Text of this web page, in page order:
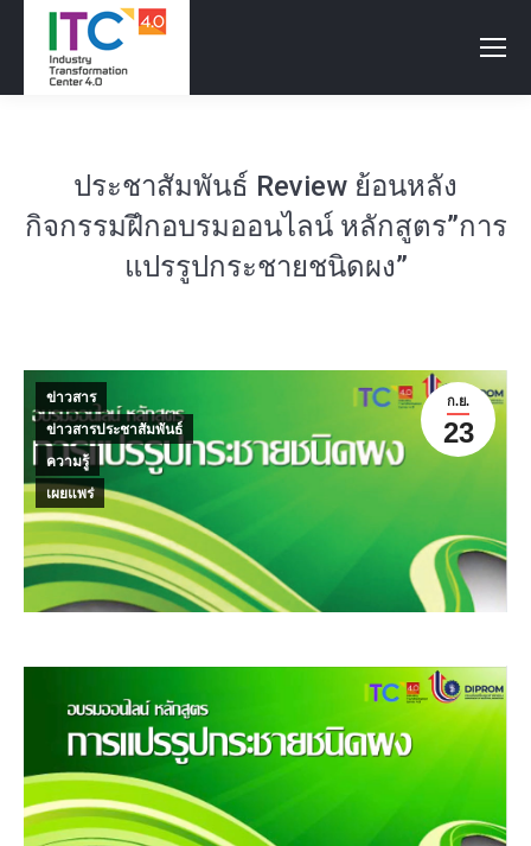
ประชาสัมพันธ์ Review ย้อนหลัง
กิจกรรมฝึกอบรมออนไลน์ หลักสูตร”การ
แปรรูปกระชายชนิดผง”
ก.ย.
23
ข่าวสาร
ข่าวสารประชาสัมพันธ์
ความรู้
เผยแพร่